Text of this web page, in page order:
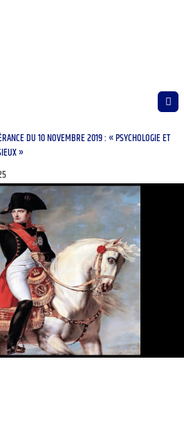
DU 10 NOVEMBRE 2019 : « PSYCHOLOGIE ET
»